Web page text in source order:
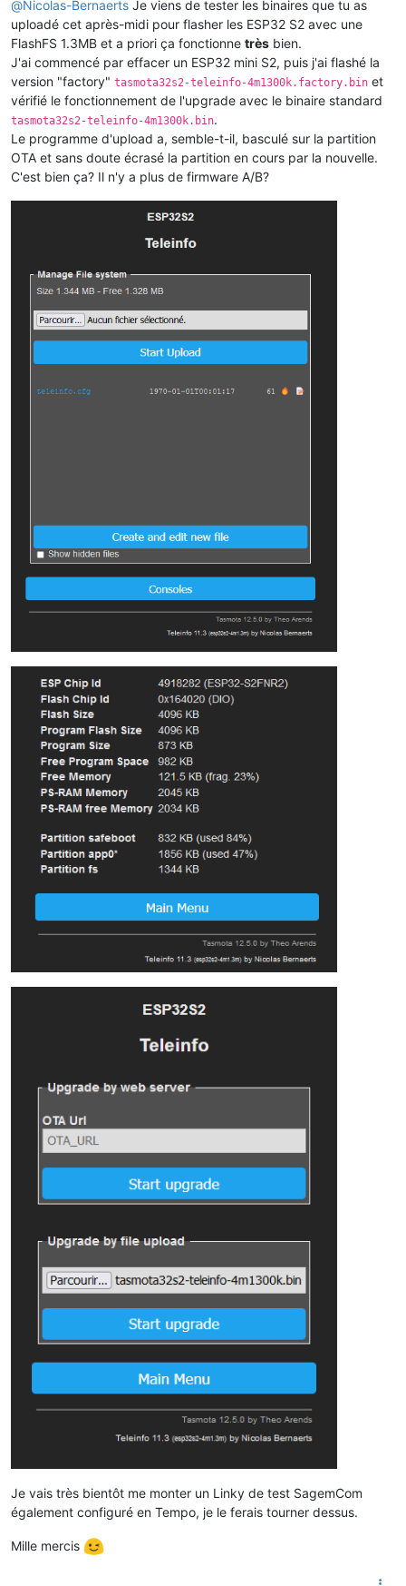
@Nicolas-Bernaerts Je viens de tester les binaires que tu as
uploadé cet après-midi pour flasher les ESP32 S2 avec une
FlashFS 1.3MB et a priori ça fonctionne très bien.
J'ai commencé par effacer un ESP32 mini S2, puis j'ai flashé la
version "factory" tasmota32s2-teleinfo-4m1300k.factory.bin et
vérifié le fonctionnement de l'upgrade avec le binaire standard
tasmota32s2-teleinfo-4m1300k.bin.
Le programme d'upload a, semble-t-il, basculé sur la partition
OTA et sans doute écrasé la partition en cours par la nouvelle.
C'est bien ça? Il n'y a plus de firmware A/B?
Je vais très bientôt me monter un Linky de test SagemCom
également configuré en Tempo, je le ferais tourner dessus.
Mille mercis